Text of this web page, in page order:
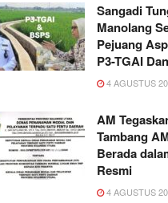
Sangadi
Manolang
Pejuang
P3-TGAI
4 AGUSTUS
AM
Tambang
Berada
Resmi
4 AGUSTUS